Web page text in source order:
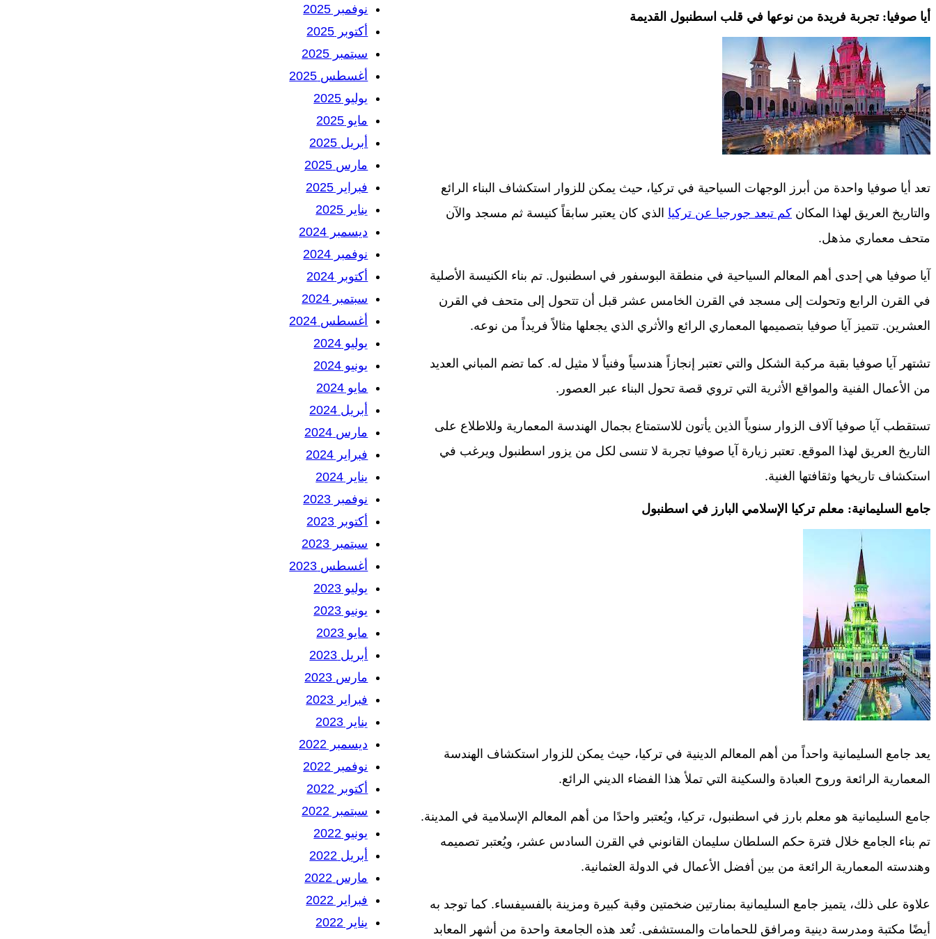
أيا صوفيا: تجربة فريدة من نوعها في قلب اسطنبول القديمة
تعد أيا صوفيا واحدة من أبرز الوجهات السياحية في تركيا، حيث يمكن للزوار استكشاف البناء الرائع
والتاريخ العريق لهذا المكان كم تبعد جورجيا عن تركيا الذي كان يعتبر سابقاً كنيسة ثم مسجد والآن
متحف معماري مذهل.
آيا صوفيا هي إحدى أهم المعالم السياحية في منطقة البوسفور في اسطنبول. تم بناء الكنيسة الأصلية
في القرن الرابع وتحولت إلى مسجد في القرن الخامس عشر قبل أن تتحول إلى متحف في القرن
العشرين. تتميز آيا صوفيا بتصميمها المعماري الرائع والأثري الذي يجعلها مثالاً فريداً من نوعه.
تشتهر آيا صوفيا بقبة مركبة الشكل والتي تعتبر إنجازاً هندسياً وفنياً لا مثيل له. كما تضم المباني العديد
من الأعمال الفنية والمواقع الأثرية التي تروي قصة تحول البناء عبر العصور.
تستقطب آيا صوفيا آلاف الزوار سنوياً الذين يأتون للاستمتاع بجمال الهندسة المعمارية وللاطلاع على
التاريخ العريق لهذا الموقع. تعتبر زيارة آيا صوفيا تجربة لا تنسى لكل من يزور اسطنبول ويرغب في
استكشاف تاريخها وثقافتها الغنية.
جامع السليمانية: معلم تركيا الإسلامي البارز في اسطنبول
يعد جامع السليمانية واحداً من أهم المعالم الدينية في تركيا، حيث يمكن للزوار استكشاف الهندسة
المعمارية الرائعة وروح العبادة والسكينة التي تملأ هذا الفضاء الديني الرائع.
جامع السليمانية هو معلم بارز في اسطنبول، تركيا، ويُعتبر واحدًا من أهم المعالم الإسلامية في المدينة.
تم بناء الجامع خلال فترة حكم السلطان سليمان القانوني في القرن السادس عشر، ويُعتبر تصميمه
وهندسته المعمارية الرائعة من بين أفضل الأعمال في الدولة العثمانية.
علاوة على ذلك، يتميز جامع السليمانية بمنارتين ضخمتين وقبة كبيرة ومزينة بالفسيفساء. كما توجد به
أيضًا مكتبة ومدرسة دينية ومرافق للحمامات والمستشفى. تُعد هذه الجامعة واحدة من أشهر المعابد
نوفمبر 2025
أكتوبر 2025
سبتمبر 2025
أغسطس 2025
يوليو 2025
مايو 2025
أبريل 2025
مارس 2025
فبراير 2025
يناير 2025
ديسمبر 2024
نوفمبر 2024
أكتوبر 2024
سبتمبر 2024
أغسطس 2024
يوليو 2024
يونيو 2024
مايو 2024
أبريل 2024
مارس 2024
فبراير 2024
يناير 2024
نوفمبر 2023
أكتوبر 2023
سبتمبر 2023
أغسطس 2023
يوليو 2023
يونيو 2023
مايو 2023
أبريل 2023
مارس 2023
فبراير 2023
يناير 2023
ديسمبر 2022
نوفمبر 2022
أكتوبر 2022
سبتمبر 2022
يونيو 2022
أبريل 2022
مارس 2022
فبراير 2022
يناير 2022